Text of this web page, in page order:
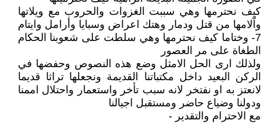
كيف نحترمها وهي سببت الغزوات والحروب مع ويلاتها
واّلامها من قتل ودمار وهتك اعراض وسبايا وأرامل وايتام
7- وختاما كيف نحترمها وهي سلطت على شعوبنا الحكام
الطغاة على مر العصور
ولذلك ارى الحل الامثل وضع هذه النصوص وحفضها في
الركن البعيد داخل مكتباتنا القديمة ونجعلها تراثا قديما
لانعتز به او نفتخر لانه سبب تأخر واستعمار واحتلال اممنا
ودولنا وضياع حاضر ومستقبل اجيالنا
مع الاحترام والتقدير -